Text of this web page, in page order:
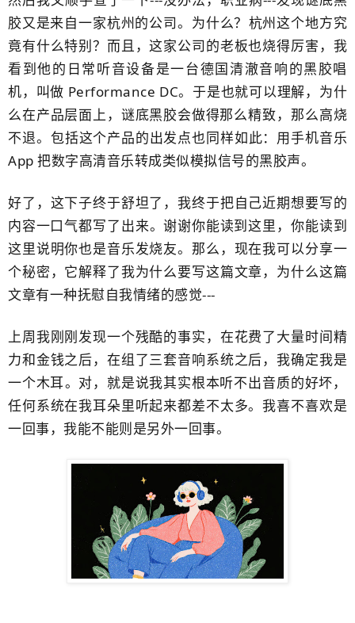
胶又是来自一家杭州的公司​。为什么？​杭州这个地方究
竟有什么特别？而且，这家公司的老板也烧得厉害，我
看到他的日常听音设备是一台德国清澈音响的黑胶唱
机，叫做 Performance DC​。于是也就可以理解，为什
么在产品层面上，谜底黑胶会做得那么精致，​那么高烧
不退。​包括这个产品的出发点也同样如此：用手机音乐
App 把数字高清音乐转成类似模拟信号的黑胶声。
好了，这下子终于舒坦了，我终于把自己近期想要写的
内容一口气都写​了出来。谢谢你能读到这里，​你能读到
这里说明你也是音乐发烧友。那么，现在我可以分享一
个秘密，它解释了我为什么要写这篇文章，为什么这篇
文章有一种​抚慰自我情绪的感觉---
上周我刚刚发现一个残酷的事实，在花费了大量时间精
力和金钱之后，在组了三套音响系统之后，我确定我是
一个木耳​。对，就是说我其实根本听不出​音质的好坏，​
任何系统在我耳朵里听起来都差不太多。我喜不喜欢是
一回事，我能不能则是另外一回事。